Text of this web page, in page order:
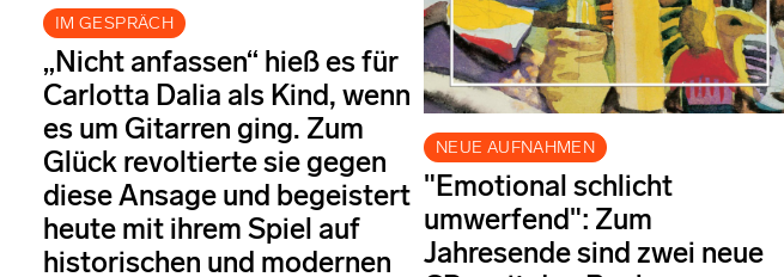
IM GESPRÄCH
„Nicht anfassen“ hieß es für
Carlotta Dalia als Kind, wenn
es um Gitarren ging. Zum
Glück revoltierte sie gegen
diese Ansage und begeistert
heute mit ihrem Spiel auf
historischen und modernen
NEUE AUFNAHMEN
"Emotional schlicht
umwerfend": Zum
Jahresende sind zwei neue